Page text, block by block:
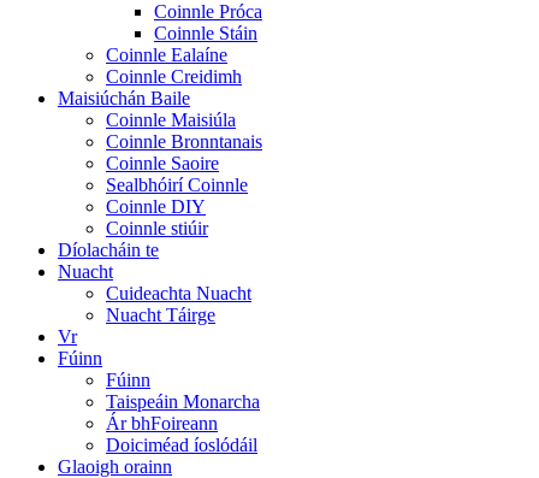
Coinnle Próca
Coinnle Stáin
Coinnle Ealaíne
Coinnle Creidimh
Maisiúchán Baile
Coinnle Maisiúla
Coinnle Bronntanais
Coinnle Saoire
Sealbhóirí Coinnle
Coinnle DIY
Coinnle stiúir
Díolacháin te
Nuacht
Cuideachta Nuacht
Nuacht Táirge
Vr
Fúinn
Fúinn
Taispeáin Monarcha
Ár bhFoireann
Doiciméad íoslódáil
Glaoigh orainn